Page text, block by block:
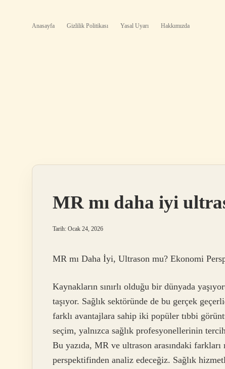
Anasayfa Gizlilik Politikası Yasal Uyarı Hakkımızda
MR mı daha iyi
Tarih: Ocak 24, 2026
MR mı Daha İyi, Ultrason mu? Ekonomi
Kaynakların sınırlı olduğu bir dünyada
taşıyor. Sağlık sektöründe de bu gerçek
farklı avantajlara sahip iki popüler tıbbi
seçim, yalnızca sağlık profesyonellerinin
Bu yazıda, MR ve ultrason arasındaki
perspektifinden analiz edeceğiz. Sağlık